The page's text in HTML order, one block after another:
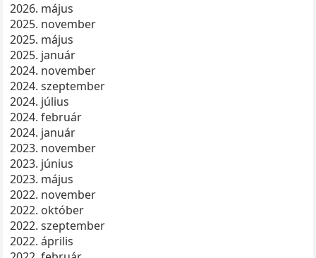
2026. május
2025. november
2025. május
2025. január
2024. november
2024. szeptember
2024. július
2024. február
2024. január
2023. november
2023. június
2023. május
2022. november
2022. október
2022. szeptember
2022. április